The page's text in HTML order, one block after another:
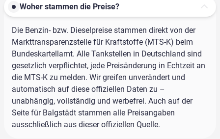
Woher stammen die Preise?
Die Benzin- bzw. Dieselpreise stammen direkt von der
Markttransparenzstelle für Kraftstoffe (MTS-K) beim
Bundeskartellamt. Alle Tankstellen in Deutschland sind
gesetzlich verpflichtet, jede Preisänderung in Echtzeit an
die MTS-K zu melden. Wir greifen unverändert und
automatisch auf diese offiziellen Daten zu –
unabhängig, vollständig und werbefrei. Auch auf der
Seite für Balgstädt stammen alle Preisangaben
ausschließlich aus dieser offiziellen Quelle.